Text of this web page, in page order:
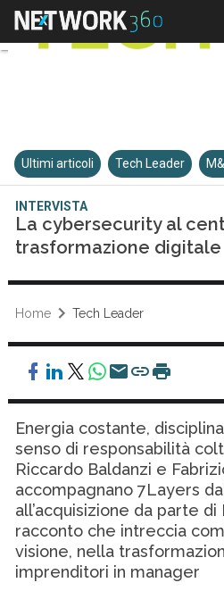
Ultimi articoli Tech Leader
INTERVISTA
La cybersecurity al
trasformazione digitale
Home Tech Leader
Energia costante,
senso di responsabilità
Riccardo Baldanzi e
accompagnano 7Layers
all’acquisizione da parte di
racconto che intreccia
visione, nella
imprenditori in manager